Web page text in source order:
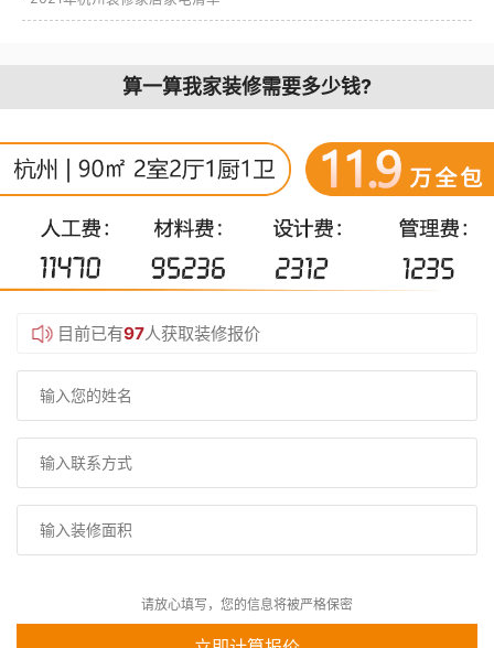
算一算我家装修需要多少钱?
目前已有97人获取装修报价
请放心填写，您的信息将被严格保密